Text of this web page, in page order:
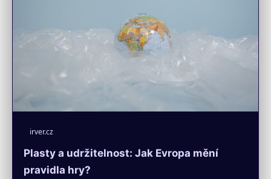
irver.cz
Plasty a udržitelnost: Jak Evropa mění
pravidla hry?